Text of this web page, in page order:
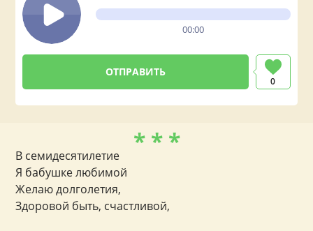
00:00
0
* * *
В семидесятилетие
Я бабушке любимой
Желаю долголетия,
Здоровой быть, счастливой,